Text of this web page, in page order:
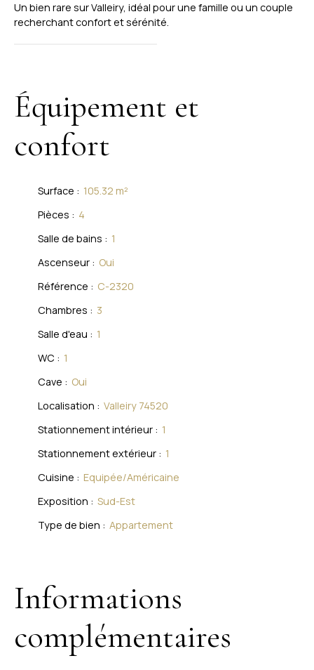
Un bien rare sur Valleiry, idéal pour une famille ou un couple
recherchant confort et sérénité.
Équipement et
confort
Surface : 105.32 m²
Pièces : 4
Salle de bains : 1
Ascenseur : Oui
Référence : C-2320
Chambres : 3
Salle d'eau : 1
WC : 1
Cave : Oui
Localisation : Valleiry 74520
Stationnement intérieur : 1
Stationnement extérieur : 1
Cuisine : Equipée/Américaine
Exposition : Sud-Est
Type de bien : Appartement
Informations
complémentaires